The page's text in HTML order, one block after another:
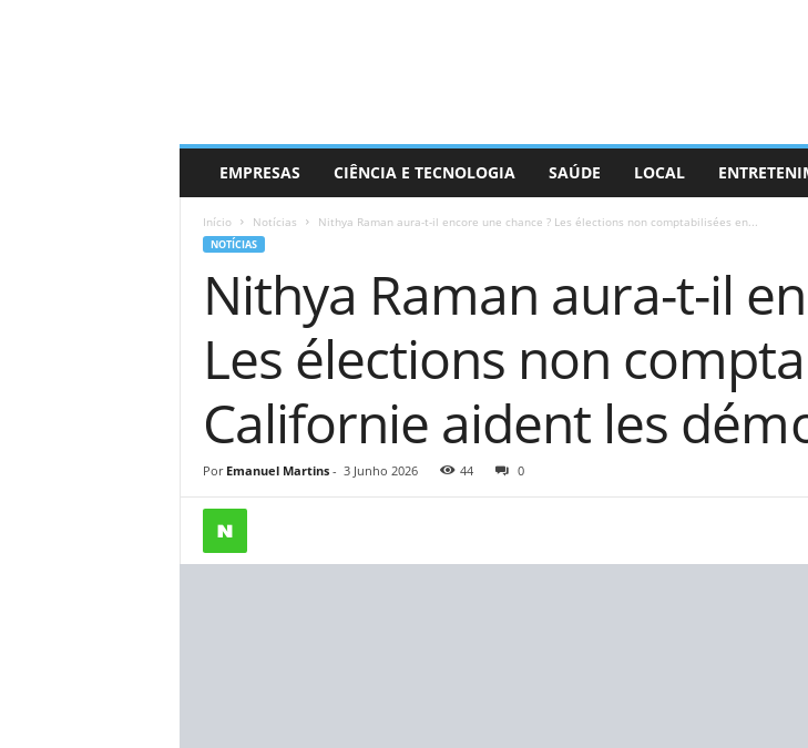
EMPRESAS CIÊNCIA E TECNOLOGIA SAÚDE LOCAL
Início Notícias Nithya Raman aura-t-il encore une chance ? Les élections non comptabilisées en...
NOTÍCIAS
Nithya Raman aura-t-il
Les élections non
Californie aident les
Por Emanuel Martins- 3 Junho 2026 44 0